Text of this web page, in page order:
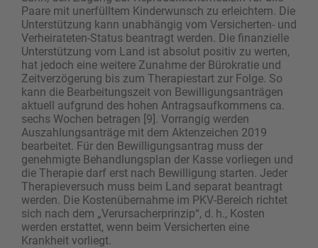
Paare mit unerfülltem Kinderwunsch zu erleichtern. Die
Unterstützung kann unabhängig vom Versicherten- und
Verheirateten-Status beantragt werden. Die finanzielle
Unterstützung vom Land ist absolut positiv zu werten,
hat jedoch eine weitere Zunahme der Bürokratie und
Zeitverzö­gerung bis zum Therapiestart zur Folge. So
kann die Bearbeitungszeit von Bewilligungsanträgen
aktuell aufgrund des hohen Antragsaufkommens ca.
sechs Wochen betragen [9]. Vorrangig werden
Auszahlungsanträge mit dem Aktenzeichen 2019
bearbeitet. Für den Bewilligungsantrag muss der
genehmigte Behandlungsplan der Kasse vorliegen und
die Therapie darf erst nach Bewilligung starten. Jeder
Therapieversuch muss beim Land separat beantragt
werden. Die Kosten­über­nahme im PKV-Bereich richtet
sich nach dem „Verursacherprinzip“, d. h., Kosten
werden erstattet, wenn beim Versicherten eine
Krankheit vorliegt.